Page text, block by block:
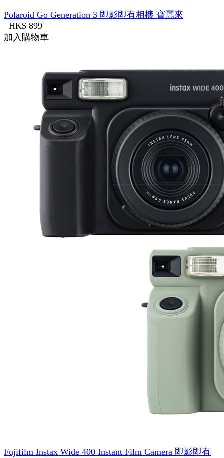
Polaroid Go Generation 3 即影即有相機 寶麗來
HK$ 899
加入購物車
Fujifilm Instax Wide 400 Instant Film Camera 即影即有